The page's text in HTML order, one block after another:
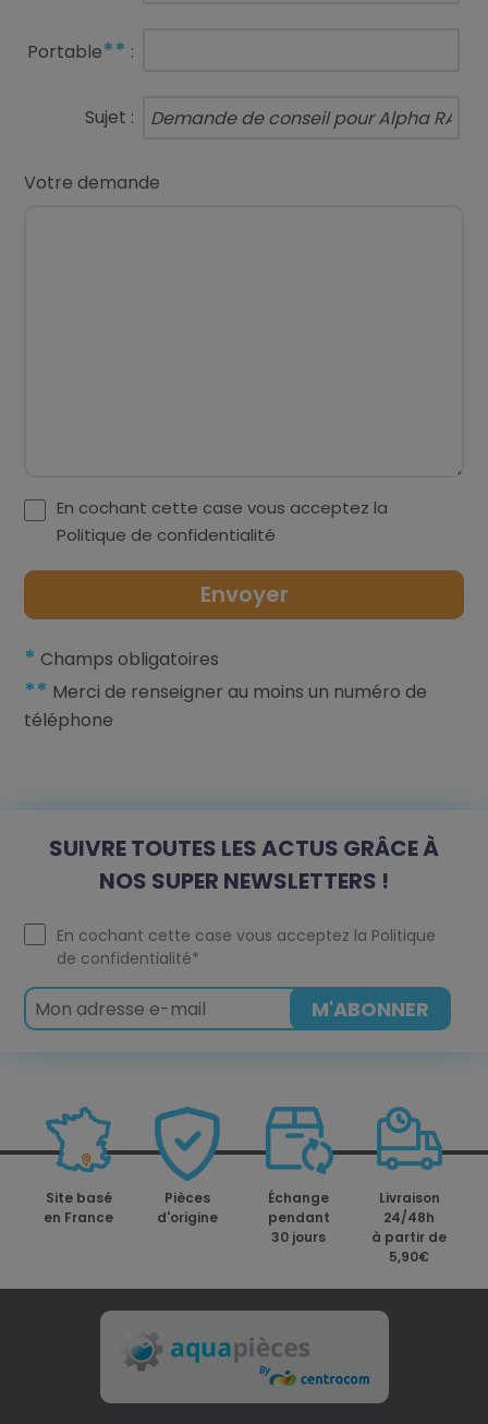
Portable** :
Sujet :
Votre demande
En cochant cette case vous acceptez la
Politique de confidentialité
* Champs obligatoires
** Merci de renseigner au moins un numéro de
téléphone
SUIVRE TOUTES LES ACTUS GRÂCE À
NOS SUPER NEWSLETTERS !
En cochant cette case vous acceptez la Politique
de confidentialité*
Site basé
en France
Pièces
d'origine
Échange
pendant
30 jours
Livraison
24/48h
à partir de
5,90€